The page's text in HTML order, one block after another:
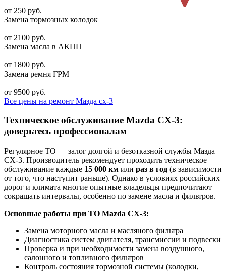
от 250 руб.
Замена тормозных колодок
от 2100 руб.
Замена масла в АКПП
от 1800 руб.
Замена ремня ГРМ
от 9500 руб.
Все цены на ремонт Мазда сх-3
Техническое обслуживание Mazda CX-3:
доверьтесь профессионалам
Регулярное ТО — залог долгой и безотказной службы Мазда
СХ-3. Производитель рекомендует проходить техническое
обслуживание каждые 15 000 км или раз в год (в зависимости
от того, что наступит раньше). Однако в условиях российских
дорог и климата многие опытные владельцы предпочитают
сокращать интервалы, особенно по замене масла и фильтров.
Основные работы при ТО Mazda CX-3:
Замена моторного масла и масляного фильтра
Диагностика систем двигателя, трансмиссии и подвески
Проверка и при необходимости замена воздушного,
салонного и топливного фильтров
Контроль состояния тормозной системы (колодки,